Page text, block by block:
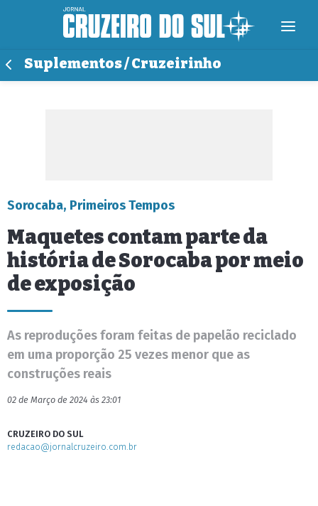
Suplementos / Cruzeirinho
Sorocaba, Primeiros Tempos
Maquetes contam parte da
história de Sorocaba por meio
de exposição
As reproduções foram feitas de papelão reciclado
em uma proporção 25 vezes menor que as
construções reais
02 de Março de 2024 às 23:01
CRUZEIRO DO SUL
redacao@jornalcruzeiro.com.br